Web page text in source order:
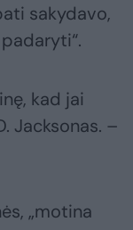
sakydavo,
kad jai
Jacksonas. –
„motina